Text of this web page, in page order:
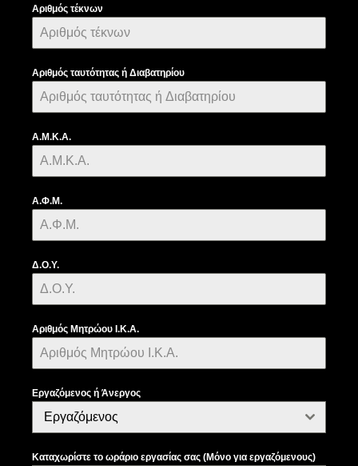
Αριθμός τέκνων
Αριθμός ταυτότητας ή Διαβατηρίου
Α.Μ.Κ.Α.
Α.Φ.Μ.
Δ.Ο.Υ.
Αριθμός Μητρώου Ι.Κ.Α.
Εργαζόμενος ή Άνεργος
Εργαζόμενος
Καταχωρίστε το ωράριο εργασίας σας (Μόνο για εργαζόμενους)